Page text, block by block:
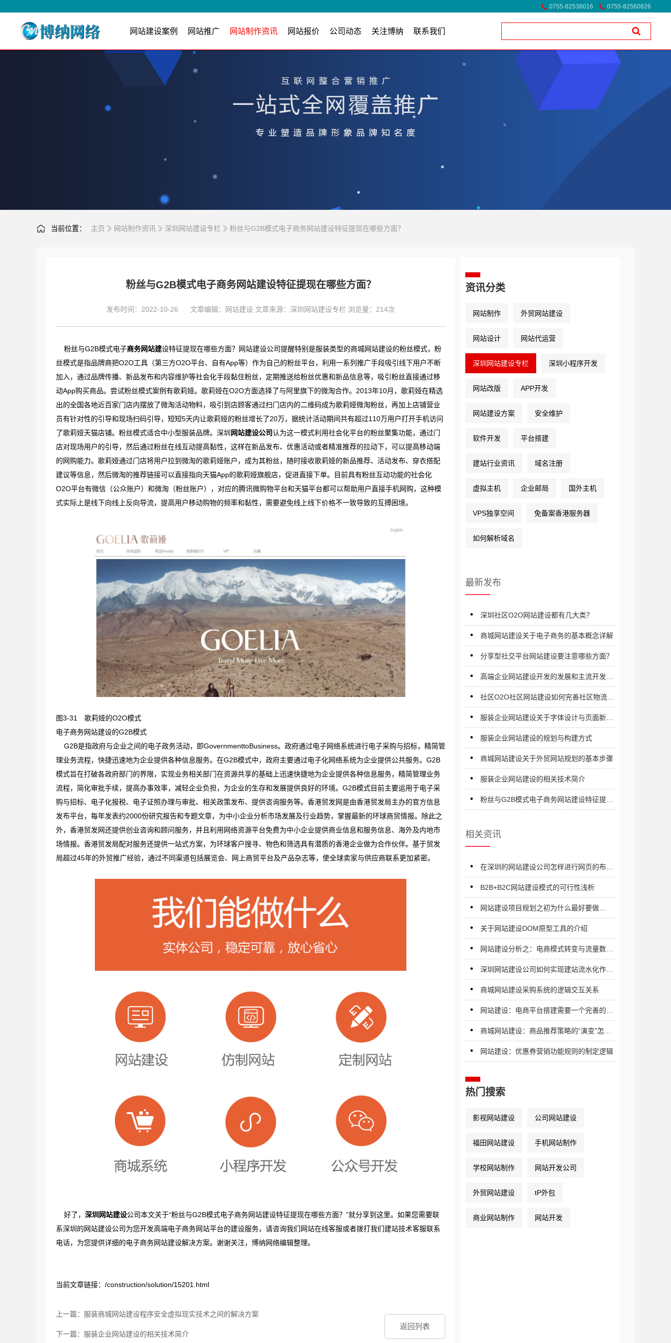
0755-82538016 0755-82560826
网站建设案例 网站推广 网站制作资讯 网站报价 公司动态 关注博纳 联系我们
当前位置： 主页 网站制作资讯 深圳网站建设专栏 粉丝与G2B模式电子商务网站建设特征提现在哪些方面？
粉丝与G2B模式电子商务网站建设特征提现在哪些方面？
发布时间：2022-10-26 文章编辑： 网站建设 文章来源： 深圳网站建设专栏 浏览量： 214次
粉丝与G2B模式电子商务网站建设特征提现在哪些方面？网站建设公司提醒特别是服装类型的商城网站建设的粉丝模式，粉
丝模式是指品牌商把O2O工具（第三方O2O平台、自有App等）作为自己的粉丝平台，利用一系列推广手段吸引线下用户不断
加入，通过品牌传播、新品发布和内容维护等社会化手段黏住粉丝，定期推送给粉丝优惠和新品信息等，吸引粉丝直接通过移
动App购买商品。尝试粉丝模式案例有歌莉娅。歌莉娅在O2O方面选择了与阿里旗下的微淘合作。2013年10月，歌莉娅在精选
出的全国各地近百家门店内摆放了微淘活动物料，吸引到店顾客通过扫门店内的二维码成为歌莉娅微淘粉丝，再加上店铺营业
员有针对性的引导和现场扫码引导，短短5天内让歌莉娅的粉丝增长了20万，据统计活动期间共有超过110万用户打开手机访问
了歌莉娅天猫店铺。粉丝模式适合中小型服装品牌。深圳 网站建设公司认为这一模式利用社会化平台的粉丝聚集功能，通过门
店对现场用户的引导，然后通过粉丝在线互动提高黏性，这样在新品发布、优惠活动或者精准推荐的拉动下，可以提高移动端
的网购能力。歌莉娅通过门店将用户拉到微淘的歌莉娅账户，成为其粉丝，随时接收歌莉娅的新品推荐、活动发布、穿衣搭配
建议等信息，然后微淘的推荐链接可以直接指向天猫App的歌莉娅旗舰店，促进直接下单。目前具有粉丝互动功能的社会化
O2O平台有微信（公众账户）和微淘（粉丝账户），对应的腾讯微购物平台和天猫平台都可以帮助用户直接手机网购，这种模
式实际上是线下向线上反向导流，提高用户移动购物的频率和黏性，需要避免线上线下价格不一致导致的互搏困境。
图3-31 歌莉娅的O2O模式
电子商务网站建设的G2B模式
G2B是指政府与企业之间的电子政务活动，即GovernmenttoBusiness。政府通过电子网络系统进行电子采购与招标，精简管
理业务流程，快捷迅速地为企业提供各种信息服务。在G2B模式中，政府主要通过电子化网络系统为企业提供公共服务。G2B
模式旨在打破各政府部门的界限，实现业务相关部门在资源共享的基础上迅速快捷地为企业提供各种信息服务，精简管理业务
流程，简化审批手续，提高办事效率，减轻企业负担，为企业的生存和发展提供良好的环境。G2B模式目前主要运用于电子采
购与招标、电子化报税、电子证照办理与审批、相关政策发布、提供咨询服务等。香港贸发网是由香港贸发局主办的官方信息
发布平台，每年发表约2000份研究报告和专题文章，为中小企业分析市场发展及行业趋势，掌握最新的环球商贸情报。除此之
外，香港贸发网还提供创业咨询和顾问服务，并且利用网络资源平台免费为中小企业提供商业信息和服务信息、海外及内地市
场情报。香港贸发局配对服务还提供一站式方案，为环球客户搜寻、物色和筛选具有潜质的香港企业做为合作伙伴。基于贸发
局超过45年的外贸推广经验，通过不同渠道包括展览会、网上商贸平台及产品杂志等，使全球卖家与供应商联系更加紧密。
好了， 深圳网站建设公司本文关于“粉丝与G2B模式电子商务网站建设特征提现在哪些方面？”就分享到这里。如果您需要联
系深圳的网站建设公司为您开发高端电子商务网站平台的建设服务，请咨询我们网站在线客服或者拨打我们建站技术客服联系
电话，为您提供详细的电子商务网站建设解决方案。谢谢关注，博纳网络编辑整理。
当前文章链接：/construction/solution/15201.html
上一篇：服装商城网站建设程序安全虚拟现实技术之间的解决方案
下一篇：服装企业网站建设的相关技术简介
返回列表
资讯分类
网站制作 外贸网站建设
网站设计 网站代运营
深圳网站建设专栏 深圳小程序开发
网站改版 APP开发
网站建设方案 安全维护
软件开发 平台搭建
建站行业资讯 域名注册
虚拟主机 企业邮局 国外主机
VPS独享空间 免备案香港服务器
如何解析域名
最新发布
深圳社区O2O网站建设都有几大类？
商城网站建设关于电子商务的基本概念详解
分享型社交平台网站建设要注意哪些方面？
高端企业网站建设开发的发展和主流开发平
社区O2O社区网站建设如何完善社区物流体
服装企业网站建设关于字体设计与页面新型
服装企业网站建设的规划与构建方式
商城网站建设关于外贸网站规划的基本步骤
服装企业网站建设的相关技术简介
粉丝与G2B模式电子商务网站建设特征提现
相关资讯
在深圳的网站建设公司怎样进行网页的布局
B2B+B2C网站建设模式的可行性浅析
网站建设项目规划之初为什么最好要做
关于网站建设DOM原型工具的介绍
网站建设分析之：电商模式转变与流量数据
深圳网站建设公司如何实现建站流水化作业
商城网站建设采购系统的逻辑交互关系
网站建设：电商平台搭建需要一个完善的中
商城网站建设：商品推荐策略的“演变”怎样
网站建设：优惠券营销功能规则的制定逻辑
热门搜索
影视网站建设 公司网站建设
福田网站建设 手机网站制作
学校网站制作 网站开发公司
外贸网站建设 tP外包
商业网站制作 网站开发